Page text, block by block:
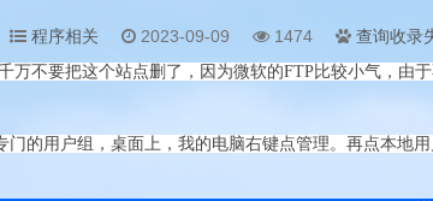
程序相关 2023-09-09 1474 查询收录
万不要把这个站点删了，因为微软的FTP比较小气，由
用户组，桌面上，我的电脑右键点管理。再点本地用